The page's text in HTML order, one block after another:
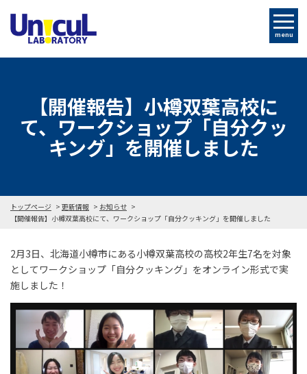
menu
【開催報告】小樽双葉高校に
て、ワークショップ「自分クッ
キング」を開催しました
トップページ 更新情報
お知らせ
【開催報告】小樽双葉高校にて、ワークショップ「自分クッキング」を開催しました
2月3日、北海道小樽市にある小樽双葉高校の高校2年生7名を対象
としてワークショップ「自分クッキング」をオンライン形式で実
施しました！